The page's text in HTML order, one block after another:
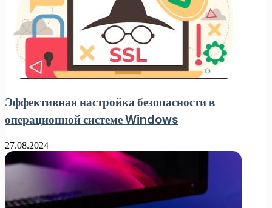
Эффективная настройка безопасности в
операционной системе Windows
27.08.2024